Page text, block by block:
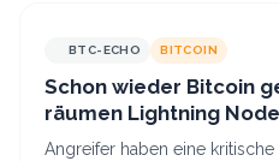
BTC-ECHO BITCOIN
Schon wieder Bitcoin
räumen Lightning
Angreifer haben eine